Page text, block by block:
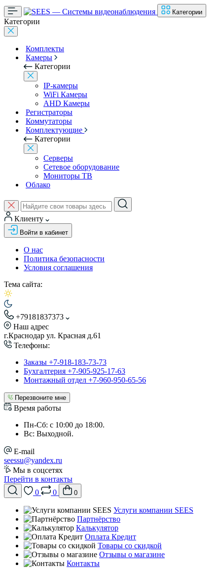
Категории
Категории
Комплекты
Камеры
Категории
IP-камеры
WiFi Камеры
AHD Камеры
Регистраторы
Коммутаторы
Комплектующие
Категории
Серверы
Сетевое оборудование
Мониторы ТВ
Облако
Клиенту
Войти в кабинет
О нас
Политика безопасности
Условия соглашения
Тема сайта:
+79181837373
Наш адрес
г.Краснодар ул. Красная д.61
Телефоны:
Заказы +7-918-183-73-73
Бухгалтерия +7-905-925-17-63
Монтажный отдел +7-960-950-65-56
Перезвоните мне
Время работы
Пн-Сб: с 10:00 до 18:00.
Вс: Выходной.
E-mail
seessu@yandex.ru
Мы в соцсетях
Перейти в контакты
0
0 0
Услуги компании SEES
Партнёрство
Калькулятор
Оплата Кредит
Товары со скидкой
Отзывы о магазине
Контакты